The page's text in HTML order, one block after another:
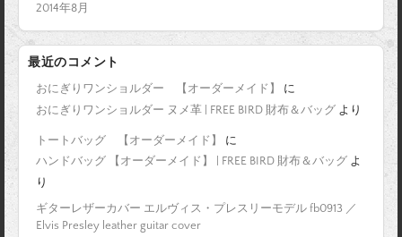
2014年8月
最近のコメント
おにぎりワンショルダー 【オーダーメイド】
に
おにぎりワンショルダー ヌメ革 | FREE BIRD 財布＆バッグ より
トートバッグ 【オーダーメイド】
に
ハンドバッグ 【オーダーメイド】 | FREE BIRD 財布＆バッグ よ
り
ギターレザーカバー エルヴィス・プレスリーモデル fb0913 ／
Elvis Presley leather guitar cover